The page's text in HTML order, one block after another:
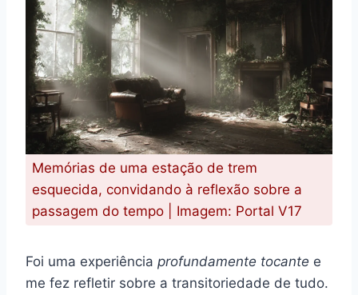
Memórias de uma estação de trem
esquecida, convidando à reflexão sobre a
passagem do tempo | Imagem: Portal V17
Foi uma experiência profundamente tocante e
me fez refletir sobre a transitoriedade de tudo.